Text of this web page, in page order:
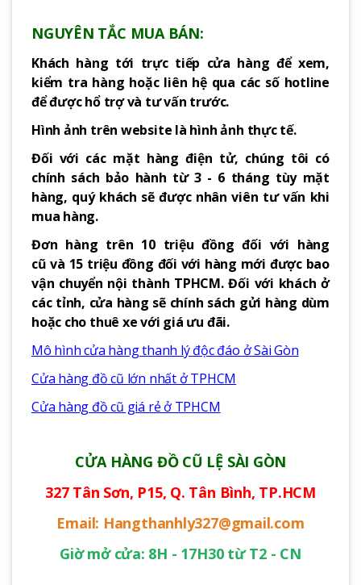
NGUYÊN TẮC MUA BÁN:
Khách hàng tới trực tiếp cửa hàng để xem,
kiểm tra hàng hoặc liên hệ qua các số hotline
để được hổ trợ và tư vấn trước.
Hình ảnh trên website là hình ảnh thực tế.
Đối với các mặt hàng điện tử, chúng tôi có
chính sách bảo hành từ 3 - 6 tháng tùy mặt
hàng, quý khách sẽ được nhân viên tư vấn khi
mua hàng.
Đơn hàng trên 10 triệu đồng đối với hàng
cũ và 15 triệu đồng đối với hàng mới được bao
vận chuyển nội thành TPHCM. Đối với khách ở
các tỉnh, cửa hàng sẽ chính sách gửi hàng dùm
hoặc cho thuê xe với giá ưu đãi.
Mô hình cửa hàng thanh lý độc đáo ở Sài Gòn
Cửa hàng đồ cũ lớn nhất ở TPHCM
Cửa hàng đồ cũ giá rẻ ở TPHCM
CỬA HÀNG ĐỒ CŨ LỆ SÀI GÒN
327 Tân Sơn, P15, Q. Tân Bình, TP.HCM
Email: Hangthanhly327@gmail.com
Giờ mở cửa: 8H - 17H30 từ T2 - CN